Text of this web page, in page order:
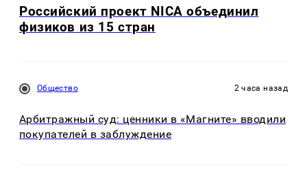
Российский проект NICA объединил
физиков из 15 стран
Общество 2 часа назад
Арбитражный суд: ценники в «Магните» вводили
покупателей в заблуждение